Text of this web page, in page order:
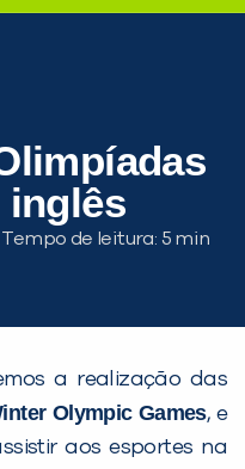
inglês
Tempo de leitura:
a realização das
Olympic Games, e
aos esportes na